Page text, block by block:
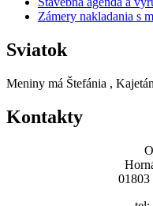
Zámery nakladania s
Sviatok
Meniny má Štefánia ,
Kontakty